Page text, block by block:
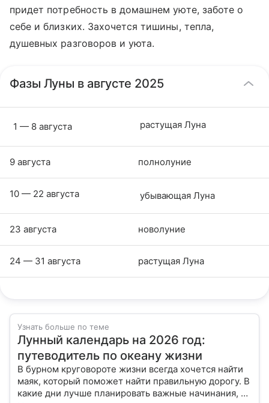
придет потребность в домашнем уюте, заботе о
себе и близких. Захочется тишины, тепла,
душевных разговоров и уюта.
Фазы Луны в августе 2025
1 — 8 августа растущая Луна
9 августа полнолуние
10 — 22 августа убывающая Луна
23 августа новолуние
24 — 31 августа растущая Луна
Узнать больше по теме
Лунный календарь на 2026 год:
путеводитель по океану жизни
В бурном круговороте жизни всегда хочется найти
маяк, который поможет найти правильную дорогу. В
какие дни лучше планировать важные начинания, а